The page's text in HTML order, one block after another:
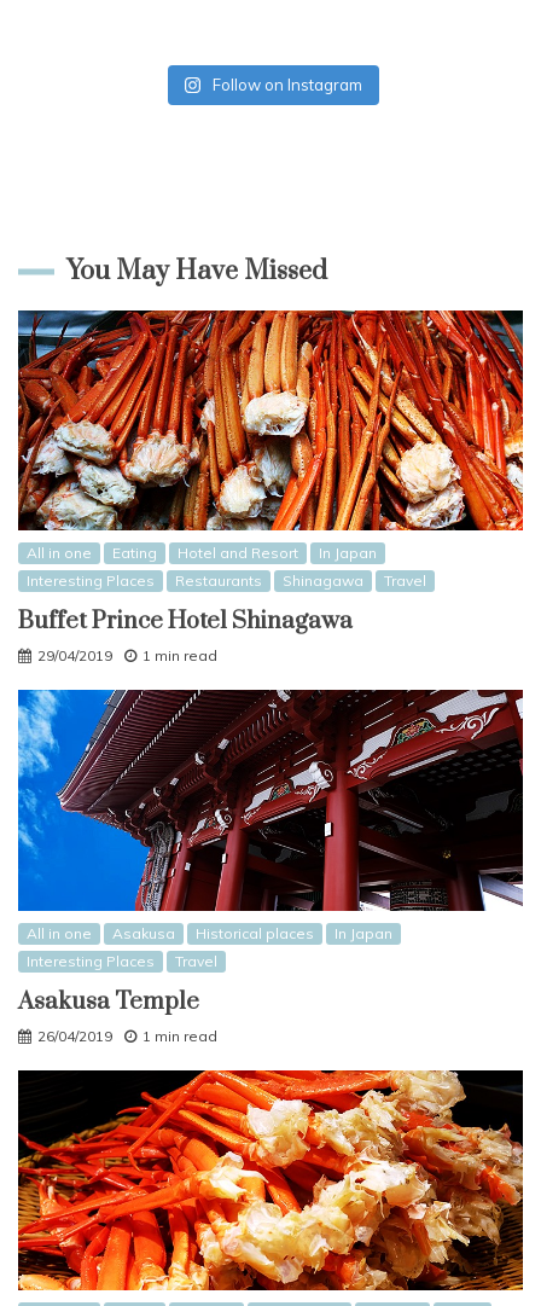
Follow on Instagram
You May Have Missed
All in one Eating Hotel and Resort
In Japan
Interesting Places
Restaurants Shinagawa Travel
Buffet Prince Hotel Shinagawa
29/04/2019 1 min read
All in one Asakusa Historical places
In Japan
Interesting Places
Travel
Asakusa Temple
26/04/2019 1 min read